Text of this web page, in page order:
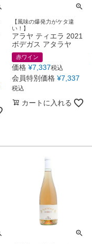
【風味の爆発力がケタ違
い！】
アラヤ ティエラ 2021
ボデガス アタラヤ
赤ワイン
価格 ¥7,337税込
会員特別価格 ¥7,337
税込
カートに入れる